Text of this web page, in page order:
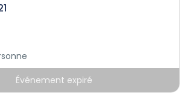
Événement expiré